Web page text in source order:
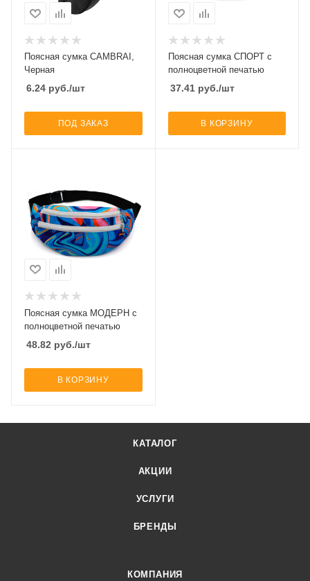
Поясная сумка CAMBRAI,
Черная
6.24 руб./шт
ПОД ЗАКАЗ
Поясная сумка СПОРТ с
полноцветной печатью
37.41руб./шт
В КОРЗИНУ
Поясная сумка МОДЕРН с
полноцветной печатью
48.82 руб./шт
В КОРЗИНУ
КАТАЛОГ
АКЦИИ
УСЛУГИ
БРЕНДЫ
КОМПАНИЯ